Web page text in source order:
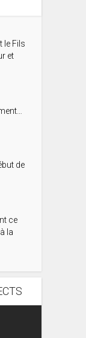
le Fils
et
de
ce
la